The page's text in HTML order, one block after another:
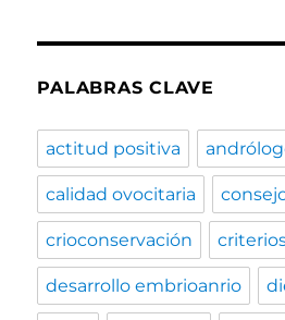
PALABRAS CLAVE
actitud positiva
calidad ovocitaria
crioconservación
desarrollo embrioanrio